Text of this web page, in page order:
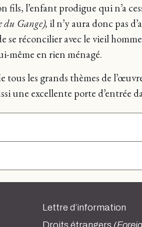
l’enfant prodigue qui n’a
Gange), il n’y aura donc pas
se réconcilier avec le vieil
même en rien ménagé.
les grands thèmes de
une excellente porte d’entrée
Lettre d’information
Droits étrangers